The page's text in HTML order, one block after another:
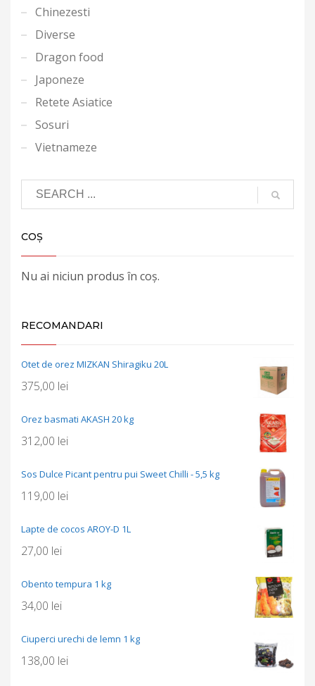
Chinezesti
Diverse
Dragon food
Japoneze
Retete Asiatice
Sosuri
Vietnameze
COȘ
Nu ai niciun produs în coș.
RECOMANDARI
Otet de orez MIZKAN Shiragiku 20L
375,00 lei
Orez basmati AKASH 20 kg
312,00 lei
Sos Dulce Picant pentru pui Sweet Chilli - 5,5 kg
119,00 lei
Lapte de cocos AROY-D 1L
27,00 lei
Obento tempura 1 kg
34,00 lei
Ciuperci urechi de lemn 1 kg
138,00 lei